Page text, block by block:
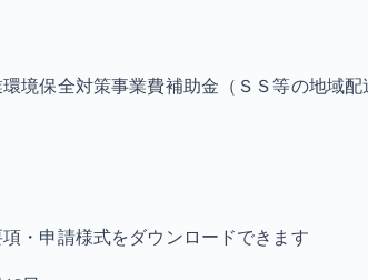
境保全対策事業費補助金（ＳＳ等の地域配
・申請様式をダウンロードできます